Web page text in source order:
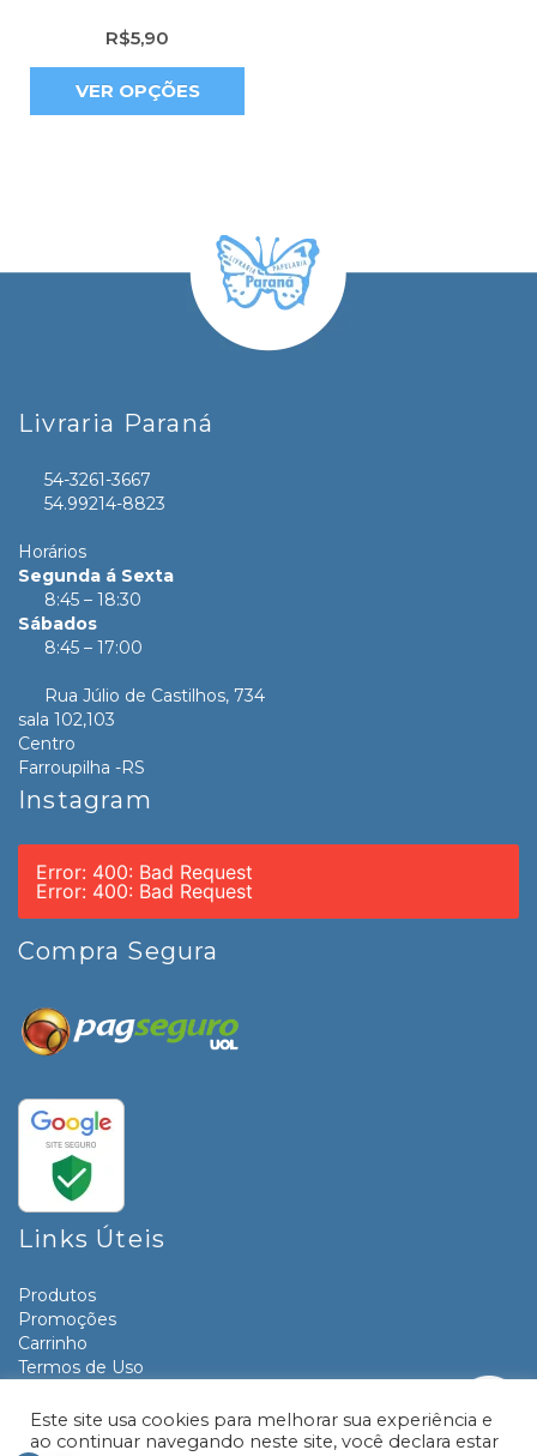
R$5,90
VER OPÇÕES
Livraria Paraná
54-3261-3667
54.99214-8823
Horários
Segunda á Sexta
8:45 – 18:30
Sábados
8:45 – 17:00
Rua Júlio de Castilhos, 734
sala 102,103
Centro
Farroupilha -RS
Instagram
Error: 400: Bad Request
Error: 400: Bad Request
Compra Segura
Links Úteis
Produtos
Promoções
Carrinho
Termos de Uso
Contato
Este site usa cookies para melhorar sua experiência e
ao continuar navegando neste site, você declara estar